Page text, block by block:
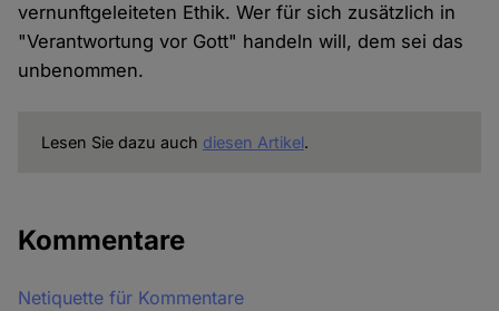
vernunftgeleiteten Ethik. Wer für sich zusätzlich in
"Verantwortung vor Gott" handeln will, dem sei das
unbenommen.
Lesen Sie dazu auch diesen Artikel.
Kommentare
Netiquette für Kommentare